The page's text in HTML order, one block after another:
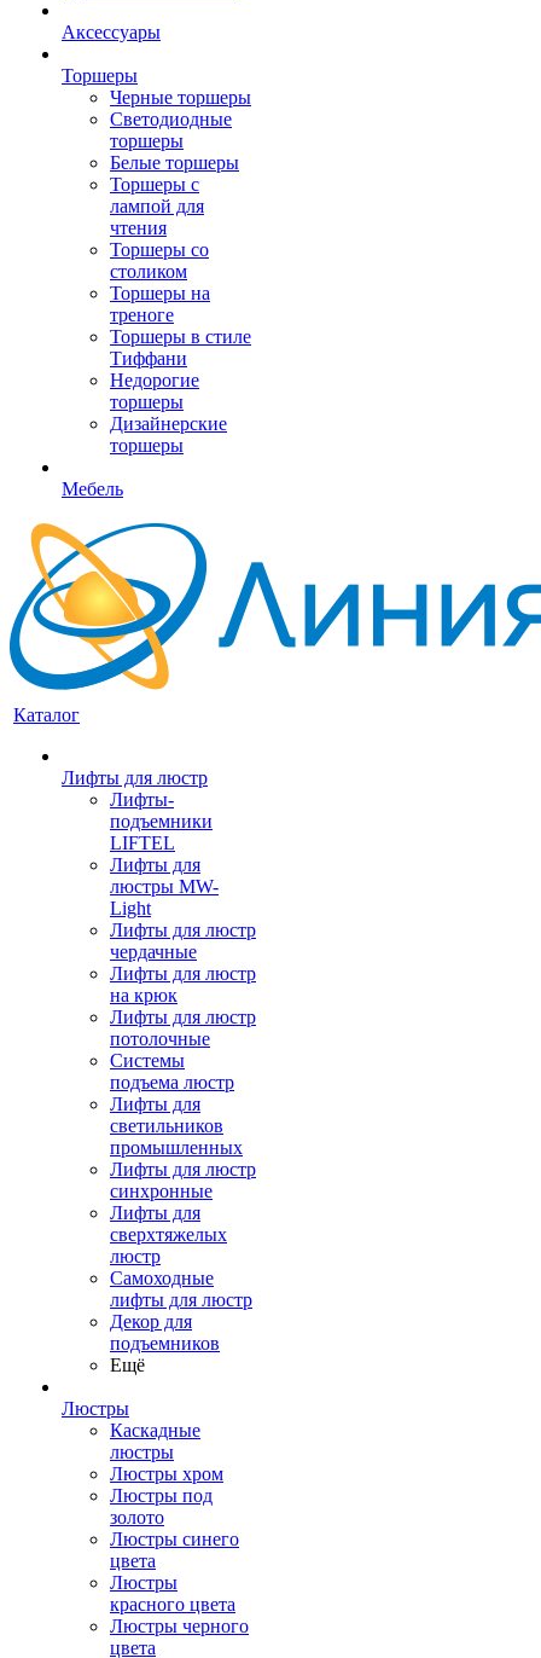
Аксессуары
Торшеры
Черные торшеры
Светодиодные
торшеры
Белые торшеры
Торшеры с
лампой для
чтения
Торшеры со
столиком
Торшеры на
треноге
Торшеры в стиле
Тиффани
Недорогие
торшеры
Дизайнерские
торшеры
Мебель
Каталог
Лифты для люстр
Лифты-
подъемники
LIFTEL
Лифты для
люстры MW-
Light
Лифты для люстр
чердачные
Лифты для люстр
на крюк
Лифты для люстр
потолочные
Системы
подъема люстр
Лифты для
светильников
промышленных
Лифты для люстр
синхронные
Лифты для
сверхтяжелых
люстр
Самоходные
лифты для люстр
Декор для
подъемников
Ещё
Люстры
Каскадные
люстры
Люстры хром
Люстры под
золото
Люстры синего
цвета
Люстры
красного цвета
Люстры черного
цвета